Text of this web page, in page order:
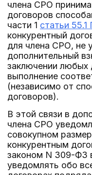
члена СРО
договоров
части 1 статьи
конкурентный
для члена СРО, не
дополнительный
заключении любых
выполнение
(независимо от
договоров).
В этой связи в
члена СРО
совокупном
конкурентным
законом N 309-ФЗ
уведомлять обо